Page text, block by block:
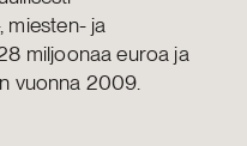
miesten- ja
miljoonaa euroa ja
vuonna 2009.